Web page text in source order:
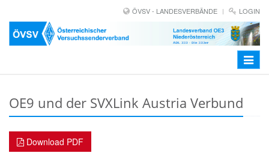
ÖVSV - LANDESVERBÄNDE LOGIN
Toggle
OE9 und der SVXLink Austria Verbund
Download PDF